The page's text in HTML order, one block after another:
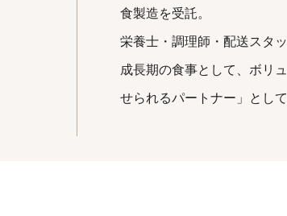
食製造を受託。
栄養士・調理師・配送スタ
成長期の食事として、ボリ
せられるパートナー」とし